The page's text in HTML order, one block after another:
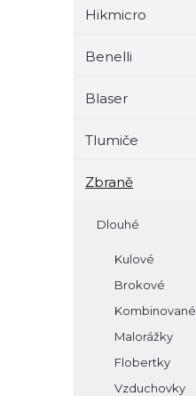
Hikmicro
Benelli
Blaser
Tlumiče
Zbraně
Dlouhé
Kulové
Brokové
Kombinované
Malorážky
Flobertky
Vzduchovky